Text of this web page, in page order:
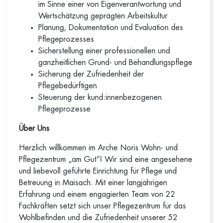
im Sinne einer von Eigenverantwortung und
Wertschätzung geprägten Arbeitskultur
Planung, Dokumentation und Evaluation des
Pflegeprozesses
Sicherstellung einer professionellen und
ganzheitlichen Grund- und Behandlungspflege
Sicherung der Zufriedenheit der
Pflegebedürftigen
Steuerung der kund:innenbezogenen
Pflegeprozesse
Über Uns
Herzlich willkommen im Arche Noris Wohn- und
Pflegezentrum „am Gut“! Wir sind eine angesehene
und liebevoll geführte Einrichtung für Pflege und
Betreuung in Maisach. Mit einer langjährigen
Erfahrung und einem engagierten Team von 22
Fachkräften setzt sich unser Pflegezentrum für das
Wohlbefinden und die Zufriedenheit unserer 52